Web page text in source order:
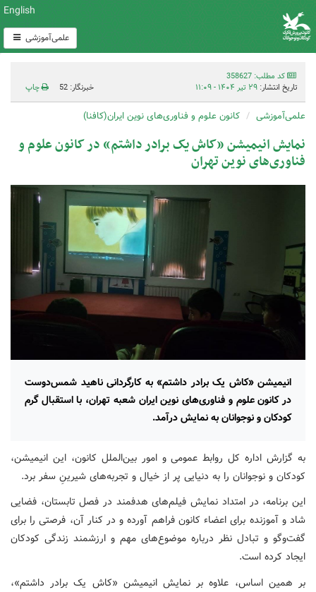
English
علمی‌آموزشی
کد مطلب: 358627
تاریخ انتشار: ۲۹ تیر ۱۴۰۴ - ۱۱:۰۹ خبرنگار: 52 چاپ
علمی‌آموزشی کانون علوم و فناوری‌های نوین ایران(کافنا)
نمایش انیمیشن «کاش یک برادر داشتم» در کانون علوم و
فناوری‌های نوین تهران
انیمیشن «کاش یک برادر داشتم» به کارگردانی ناهید شمس‌دوست
در کانون علوم و فناوری‌های نوین ایران شعبه تهران، با استقبال گرم
کودکان و نوجوانان به نمایش درآمد.
به گزارش اداره کل روابط عمومی و امور بین‌الملل کانون، این انیمیشن،
کودکان و نوجوانان را به دنیایی پر از خیال و تجربه‌های شیرینِ سفر برد.
این برنامه، در امتداد نمایش فیلم‌های هدفمند در فصل تابستان، فضایی
شاد و آموزنده برای اعضاء کانون فراهم آورده و در کنار آن، فرصتی را برای
گفت‌وگو و تبادل نظر درباره موضوع‌های مهم و ارزشمند زندگی کودکان
ایجاد کرده است.
بر همین اساس، علاوه بر نمایش انیمیشن «کاش یک برادر داشتم»،